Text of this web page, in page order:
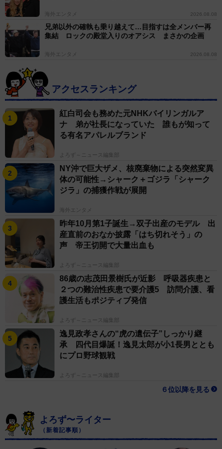
海外エンタメ 2026.08.08
兄弟以外の確執も乗り越えて…目指すは全メンバー再
集結 ロックの殿堂入りのオアシス まさかの企画
海外エンタメ 2026.08.08
アクセスランキング
紅白司会も務めた元NHKバイリンガルア
ナ 弟が社長になっていた 誰もが知って
る有名アパレルブランド
よろず～ニュース編集部
NY沖で巨大ザメ、核廃棄物による突然変異
体の可能性→シャーク＋ゴジラ「シャーク
ジラ」の捕獲作戦が展開
海外エンタメ
昨年10月第1子誕生→双子出産のモデル 出
産直前のおなか披露「はち切れそう」の
声 帝王切開で大量出血も
よろず～ニュース編集部
86歳の志茂田景樹氏が近影 呼吸器疾患と
２つの難治性疾患で要介護5 訪問介護、看
護生活もポジティブ発信
よろず～ニュース編集部
逸見政孝さんの“虎の遺伝子”しっかり継
承 四代目爆誕！逸見太郎が小1長男ととも
にプロ野球観戦
よろず～ニュース編集部
６位以降を見る
よろず〜ライター
（新着記事順）